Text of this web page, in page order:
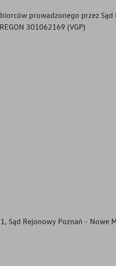
prowadzonego przez
301062169 (VGP)
Sąd Rejonowy Poznań - Nowe